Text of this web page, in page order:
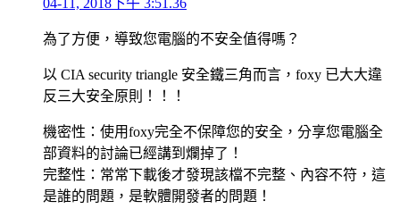
04-11, 2018下午 3:51.36
為了方便，導致您電腦的不安全值得嗎？
以 CIA security triangle 安全鐵三角而言，foxy 已大大違
反三大安全原則！！！
機密性：使用foxy完全不保障您的安全，分享您電腦全
部資料的討論已經講到爛掉了！
完整性：常常下載後才發現該檔不完整、內容不符，這
是誰的問題，是軟體開發者的問題！